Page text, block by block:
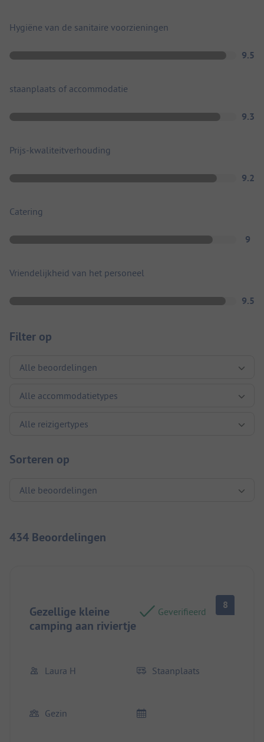
Hygiëne van de sanitaire voorzieningen
9.5
staanplaats of accommodatie
9.3
Prijs-kwaliteitverhouding
9.2
Catering
9
Vriendelijkheid van het personeel
9.5
Filter op
Sorteren op
434 Beoordelingen
Gezellige kleine
camping aan riviertje
Geverifieerd
8
Laura H Staanplaats
Gezin